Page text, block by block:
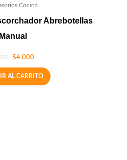
Cocina
Abrebotellas
Manual
$4.000
AL CARRITO